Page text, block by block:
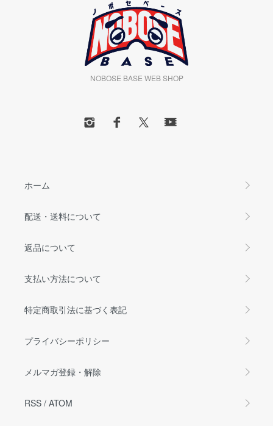
NOBOSE BASE WEB SHOP
ホーム
配送・送料について
返品について
支払い方法について
特定商取引法に基づく表記
プライバシーポリシー
メルマガ登録・解除
RSS / ATOM